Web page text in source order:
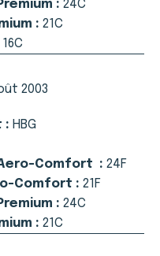
: 24C
: 21C
16C
2003
: HBG
Comfort : 24F
Comfort : 21F
: 24C
: 21C